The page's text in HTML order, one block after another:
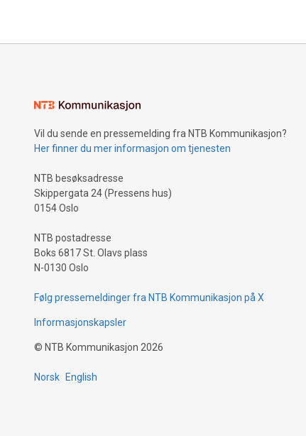
Vil du sende en pressemelding fra NTB Kommunikasjon?
Her finner du mer informasjon om tjenesten
NTB besøksadresse
Skippergata 24 (Pressens hus)
0154 Oslo
NTB postadresse
Boks 6817 St. Olavs plass
N-0130 Oslo
Følg pressemeldinger fra NTB Kommunikasjon på X
Informasjonskapsler
© NTB Kommunikasjon 2026
Norsk English